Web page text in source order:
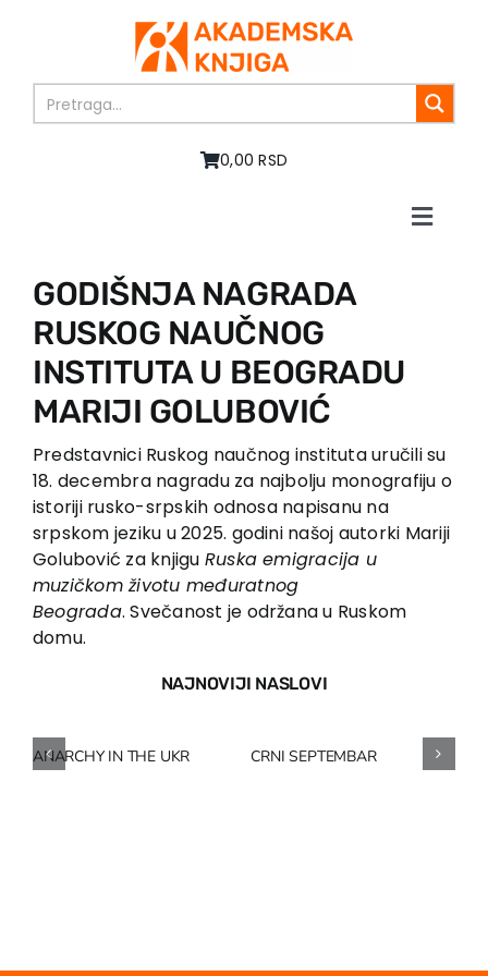
0,00 RSD
Toggle
O nama
Knjige
U pripremi
Autori
Vesti
EU PROJEKTI
Kontakt
GODIŠNJA NAGRADA
RUSKOG NAUČNOG
INSTITUTA U BEOGRADU
MARIJI GOLUBOVIĆ
Predstavnici Ruskog naučnog instituta uručili su
18. decembra nagradu za najbolju monografiju o
istoriji rusko-srpskih odnosa napisanu na
srpskom jeziku u 2025. godini našoj autorki Mariji
Golubović za knjigu Ruska emigracija u
muzičkom životu međuratnog
Beograda. Svečanost je održana u Ruskom
domu.
NAJNOVIJI NASLOVI
ANARCHY IN THE UKR CRNI SEPTEMBAR